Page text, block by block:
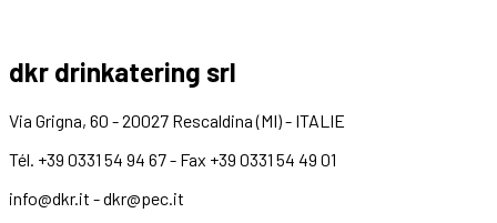
dkr drinkatering srl
Via Grigna, 60 - 20027 Rescaldina (MI) - ITALIE
Tél. +39 0331 54 94 67 - Fax +39 0331 54 49 01
info@dkr.it - dkr@pec.it